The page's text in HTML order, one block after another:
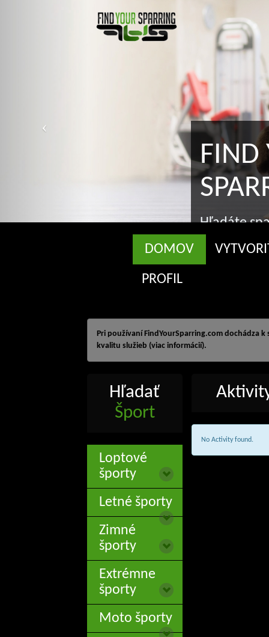
FIND
Hľadáte
správnom
DOMOV
PROFIL
Pri používaní FindYourSparring.com dochádza
kvalitu služieb (viac informácií).
Hľadať
Šport
Loptové
športy
Letné športy
Zimné
športy
Extrémne
športy
Moto športy
No Activity found.